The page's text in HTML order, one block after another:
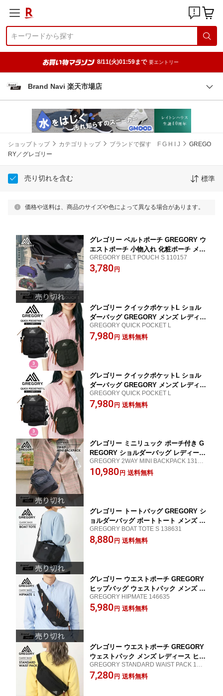
8/11(火)01:59まで 要エントリー
Brand Navi 楽天市場店
ショップトップ カテゴリトップ ブランドで探す F G H I J
GREGO
RY／グレゴリー
売り切れを含む 標準
価格や送料は、商品のサイズや色によって異なる場合があります。
グレゴリー ベルトポーチ GREGORY ウ
エストポーチ 小物入れ 化粧ポーチ メン
ズ レディース バイク 自転車 ツーリン
グ サイクリング
GREGORY BELT POUCH S 110157
3,780 円
グレゴリー クイックポケットL ショル
ダーバッグ GREGORY メンズ レディー
ス 学生 カジュアル フェス アウトドア
お出かけ 旅行 小物入れ
GREGORY QUICK POCKET L
7,980 円 送料無料
グレゴリー クイックポケットL ショル
ダーバッグ GREGORY メンズ レディー
ス 学生 カジュアル フェス アウトドア
お出かけ 旅行 小物入れ
GREGORY QUICK POCKET L
7,980 円 送料無料
グレゴリー ミニリュック ポーチ付き G
REGORY ショルダーバッグ レディース
メンズ 2WAY 小型 小さめ おしゃれ か
わいい 軽量 黒 ブラック
GREGORY 2WAY MINI BACKPACK 13137
0
10,980 円 送料無料
グレゴリー トートバッグ GREGORY シ
ョルダーバッグ ボートトート メンズ レ
ディース 手提げ 自立 小さめ チャック
ファスナー 口が大きく開く 使いやすい
GREGORY BOAT TOTE S 138631
8,880 円 送料無料
グレゴリー ウエストポーチ GREGORY
ヒップバッグ ウェストパック メンズ レ
ディース ヒップメイト 肩掛け スクエア
スマホ入れ 旅行 貴重品 安心 お出かけ
GREGORY HIPMATE 146635
5,980 円 送料無料
グレゴリー ウエストポーチ GREGORY
ウェストパック メンズ レディース ヒッ
プバッグ ボディバッグ 斜めがけ 旅行
お出かけ デート おしゃれ コーデ 合わ
GREGORY STANDARD WAIST PACK 1500
89
7,280 円 送料無料